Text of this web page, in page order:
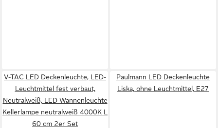
V-TAC LED Deckenleuchte, LED-
Leuchtmittel fest verbaut,
Neutralweiß, LED Wannenleuchte
Kellerlampe neutralweiß 4000K L
60 cm 2er Set
Paulmann LED Deckenleuchte
Liska, ohne Leuchtmittel, E27